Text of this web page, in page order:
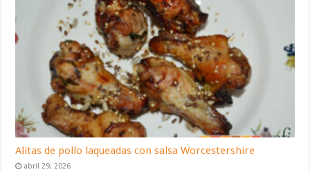
Alitas de pollo laqueadas con salsa Worcestershire
abril 29, 2026